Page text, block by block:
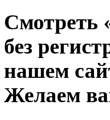
Смотреть
без
нашем
Желаем